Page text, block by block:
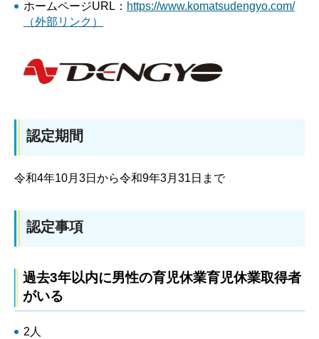
ホームページURL： https://www.komatsudengyo.com/
（外部リンク）
認定期間
令和4年10月3日から令和9年3月31日まで
認定事項
過去3年以内に男性の育児休業育児休業取得者
がいる
2人